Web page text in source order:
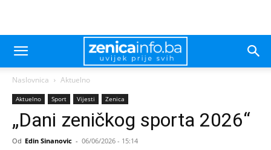
Naslovnica Aktuelno
Aktuelno Sport Vijesti Zenica
„Dani zeničkog sporta 2026“
Od Edin Sinanovic - 06/06/2026 - 15:14